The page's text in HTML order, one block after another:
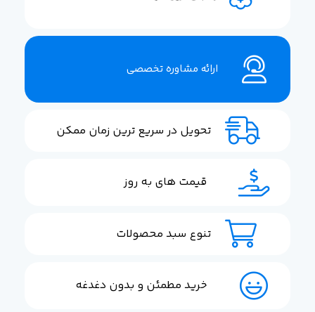
ارائه مشاوره تخصصی
تحویل در سریع ترین زمان ممکن
قیمت های به روز
تنوع سبد محصولات
خرید مطمئن و بدون دغدغه